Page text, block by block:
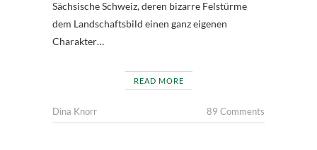
Sächsische Schweiz, deren bizarre Felstürme
dem Landschaftsbild einen ganz eigenen
Charakter…
READ MORE
Dina Knorr 89 Comments